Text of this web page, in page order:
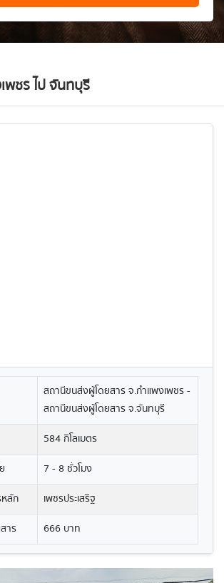
พชร ไป จันทบุรี
สถานีขนส่งผู้โดยสาร จ.กำแพงเพชร -
สถานีขนส่งผู้โดยสาร จ.จันทบุรี
584 กิโลเมตร
7 - 8 ชั่วโมง
ลัก
เพชรประเสริฐ
าร
666 บาท